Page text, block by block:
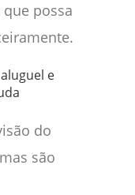
possa
e
do
são